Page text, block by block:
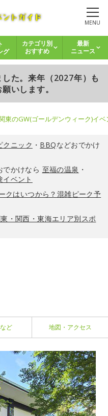
MENU
グ
カテゴリ別
おすすめ
最新
ニュース
た。来年（2027年）も
いします。
東のGW(ゴールデンウィーク)イ
クニック ・ BBQなどおでかけ
でかけなら 至福の温泉 ・
ベント
クはいつから？混雑ピーク予
・関西・東海エリア別スポ
ど 地図・アクセス